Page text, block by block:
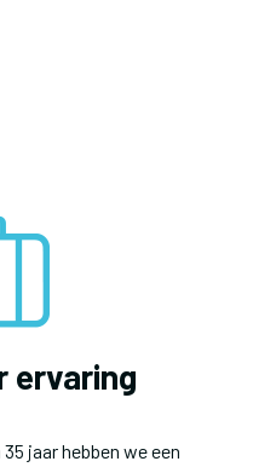
ervaring
35 jaar hebben we een